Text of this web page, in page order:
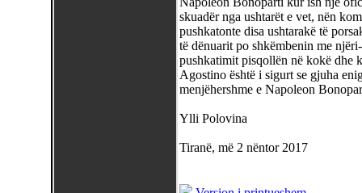
skuadër nga ushtarët e vet, nën
pushkatonte disa ushtarakë të
të dënuarit po shkëmbenin me
pushkatimit pisqollën në kokë dhe
Agostino është i sigurt se gjuha
menjëhershme e Napoleon
Ylli Polovina
Tiranë, më 2 nëntor 2017